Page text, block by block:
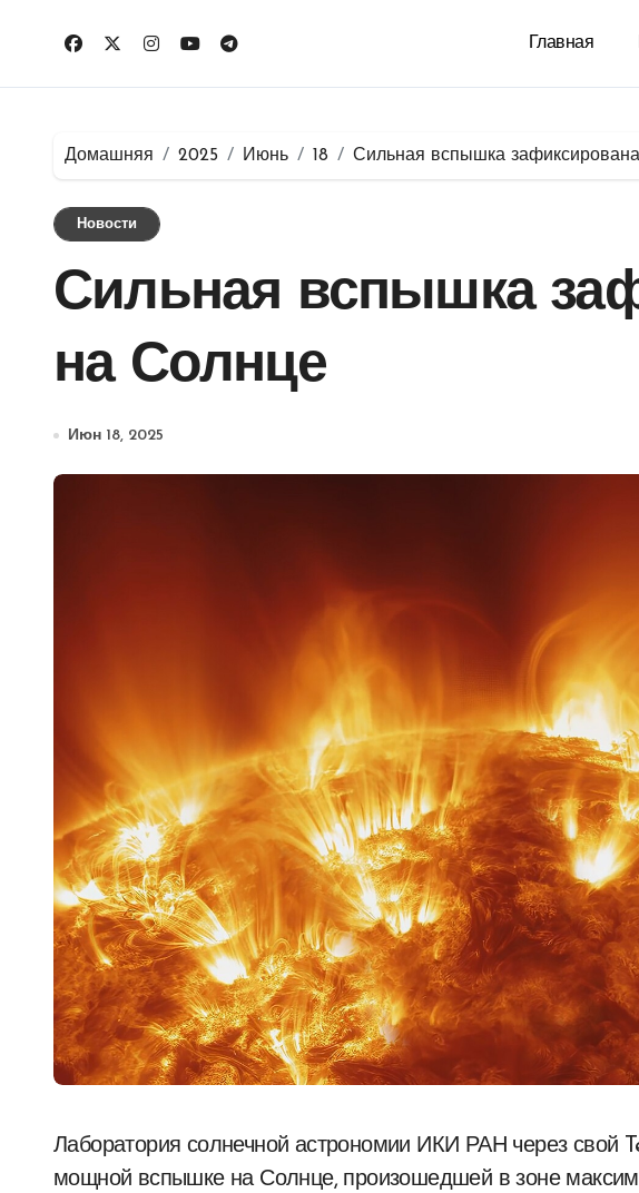
Главная
Домашняя 2025 Июнь 18 Сильная вспышка
Новости
Сильная вспышка
на Солнце
Июн 18, 2025
Лаборатория солнечной астрономии ИКИ РАН через свой Telegram-канал сообщила о
мощной вспышке на Солнце, произошедшей в зоне